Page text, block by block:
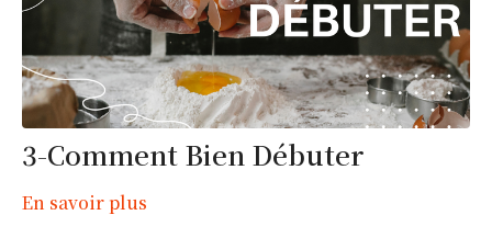
3-Comment Bien Débuter
En savoir plus